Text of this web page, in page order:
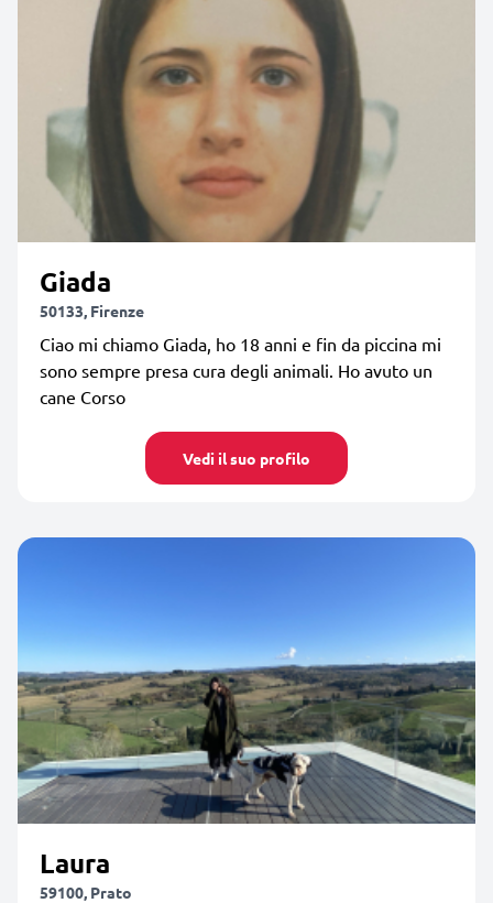
Giada
50133, Firenze
Ciao mi chiamo Giada, ho 18 anni e fin da piccina mi
sono sempre presa cura degli animali. Ho avuto un
cane Corso
Vedi il suo profilo
Laura
59100, Prato